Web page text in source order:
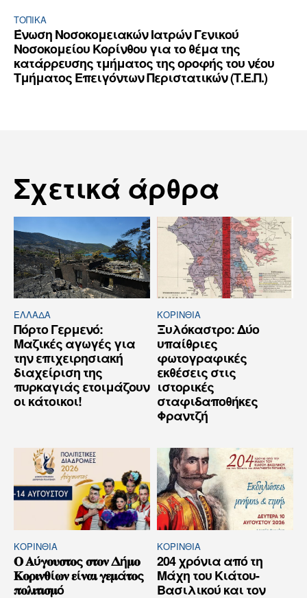
ΤΟΠΙΚΑ
Ένωση Νοσοκομειακών Ιατρών Γενικού
Νοσοκομείου Κορίνθου για το θέμα της
κατάρρευσης τμήματος της οροφής του νέου
Τμήματος Επειγόντων Περιστατικών (Τ.Ε.Π.)
Σχετικά άρθρα
ΕΛΛΆΔΑ
Πόρτο Γερμενό:
Μαζικές αγωγές για
την επιχειρησιακή
διαχείριση της
πυρκαγιάς ετοιμάζουν
οι κάτοικοι!
ΚΟΡΙΝΘΊΑ
Ξυλόκαστρο: Δύο
υπαίθριες
φωτογραφικές
εκθέσεις στις
ιστορικές
σταφιδαποθήκες
Φραντζή
ΚΟΡΙΝΘΊΑ
𝚶 𝚨ύ𝛄𝛐𝛖𝛔𝛕𝛐ς 𝛔𝛕𝛐𝛎 𝚫ή𝛍𝛐
𝚱𝛐𝛒𝛊𝛎𝛉ί𝛚𝛎 𝛆ί𝛎𝛂𝛊 𝛄𝛆𝛍ά𝛕𝛐ς
𝛑𝛐𝛌𝛊𝛕𝛊𝛔𝛍ό
ΚΟΡΙΝΘΊΑ
204 χρόνια από τη
Μάχη του Κιάτου-
Βασιλικού και τον